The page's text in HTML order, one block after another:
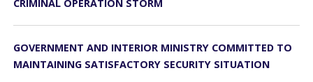
CRIMINAL OPERATION STORM
GOVERNMENT AND INTERIOR MINISTRY COMMITTED TO
MAINTAINING SATISFACTORY SECURITY SITUATION